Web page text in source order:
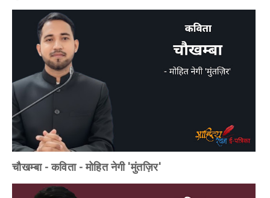
चौखम्बा - कविता - मोहित नेगी 'मुंतज़िर'